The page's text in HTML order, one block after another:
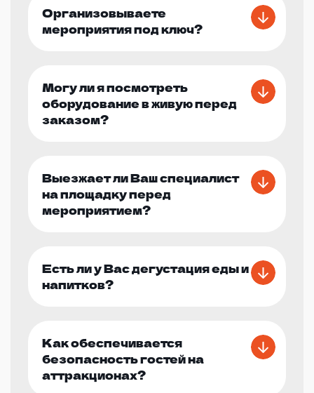
Организовываете
мероприятия под ключ?
Могу ли я посмотреть
оборудование в живую перед
заказом?
Выезжает ли Ваш специалист
на площадку перед
мероприятием?
Есть ли у Вас дегустация еды и
напитков?
Как обеспечивается
безопасность гостей на
аттракционах?